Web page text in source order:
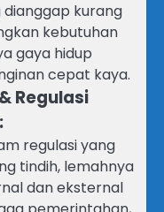
kurang
kebutuhan
gaya hidup
cepat kaya.
Regulasi
regulasi yang
tindih, lemahnya
dan eksternal